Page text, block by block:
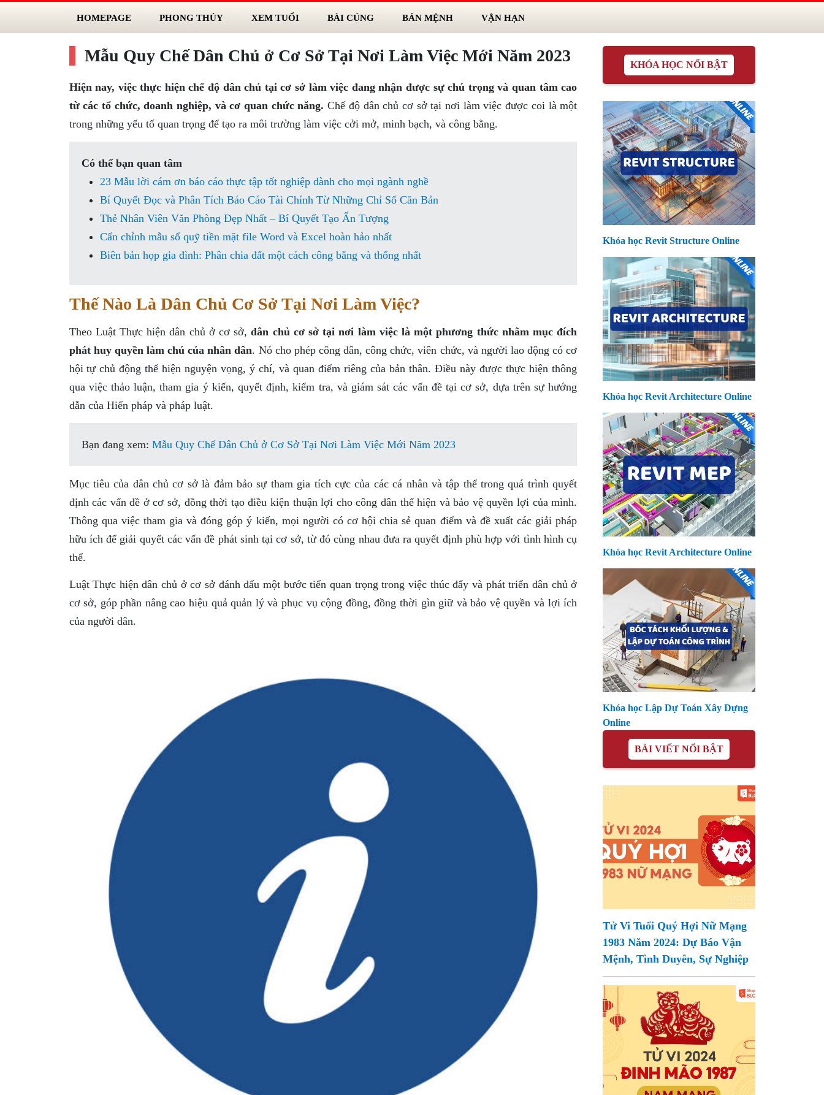
HOMEPAGE PHONG THỦY XEM TUỔI BÀI CÚNG BẢN MỆNH VẬN HẠN
Mẫu Quy Chế Dân Chủ ở Cơ Sở Tại Nơi Làm Việc Mới Năm 2023
Hiện nay, việc thực hiện chế độ dân chủ tại cơ sở làm việc đang nhận được sự chú trọng và quan tâm cao
từ các tổ chức, doanh nghiệp, và cơ quan chức năng. Chế độ dân chủ cơ sở tại nơi làm việc được coi là một
trong những yếu tố quan trọng để tạo ra môi trường làm việc cởi mở, minh bạch, và công bằng.
Có thể bạn quan tâm
23 Mẫu lời cám ơn báo cáo thực tập tốt nghiệp dành cho mọi ngành nghề
Bí Quyết Đọc và Phân Tích Báo Cáo Tài Chính Từ Những Chỉ Số Căn Bản
Thẻ Nhân Viên Văn Phòng Đẹp Nhất – Bí Quyết Tạo Ấn Tượng
Cẩn chỉnh mẫu sổ quỹ tiền mặt file Word và Excel hoàn hảo nhất
Biên bản họp gia đình: Phân chia đất một cách công bằng và thống nhất
Thế Nào Là Dân Chủ Cơ Sở Tại Nơi Làm Việc?
Theo Luật Thực hiện dân chủ ở cơ sở,dân chủ cơ sở tại nơi làm việc là một phương thức nhằm mục đích
phát huy quyền làm chủ của nhân dân. Nó cho phép công dân, công chức, viên chức, và người lao động có cơ
hội tự chủ động thể hiện nguyện vọng, ý chí, và quan điểm riêng của bản thân. Điều này được thực hiện thông
qua việc thảo luận, tham gia ý kiến, quyết định, kiểm tra, và giám sát các vấn đề tại cơ sở, dựa trên sự hướng
dẫn của Hiến pháp và pháp luật.
Bạn đang xem: Mẫu Quy Chế Dân Chủ ở Cơ Sở Tại Nơi Làm Việc Mới Năm 2023
Mục tiêu của dân chủ cơ sở là đảm bảo sự tham gia tích cực của các cá nhân và tập thể trong quá trình quyết
định các vấn đề ở cơ sở, đồng thời tạo điều kiện thuận lợi cho công dân thể hiện và bảo vệ quyền lợi của mình.
Thông qua việc tham gia và đóng góp ý kiến, mọi người có cơ hội chia sẻ quan điểm và đề xuất các giải pháp
hữu ích để giải quyết các vấn đề phát sinh tại cơ sở, từ đó cùng nhau đưa ra quyết định phù hợp với tình hình cụ
thể.
Luật Thực hiện dân chủ ở cơ sở đánh dấu một bước tiến quan trọng trong việc thúc đẩy và phát triển dân chủ ở
cơ sở, góp phần nâng cao hiệu quả quản lý và phục vụ cộng đồng, đồng thời gìn giữ và bảo vệ quyền và lợi ích
của người dân.
KHÓA HỌC NỔI BẬT
Khóa học Revit Structure Online
Khóa học Revit Architecture Online
Khóa học Revit Architecture Online
Khóa học Lập Dự Toán Xây Dựng
Online
BÀI VIẾT NỔI BẬT
Tử Vi Tuổi Quý Hợi Nữ Mạng
1983 Năm 2024: Dự Báo Vận
Mệnh, Tình Duyên, Sự Nghiệp